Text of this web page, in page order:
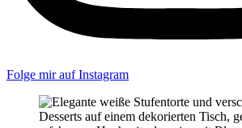
Folge mir auf Instagram